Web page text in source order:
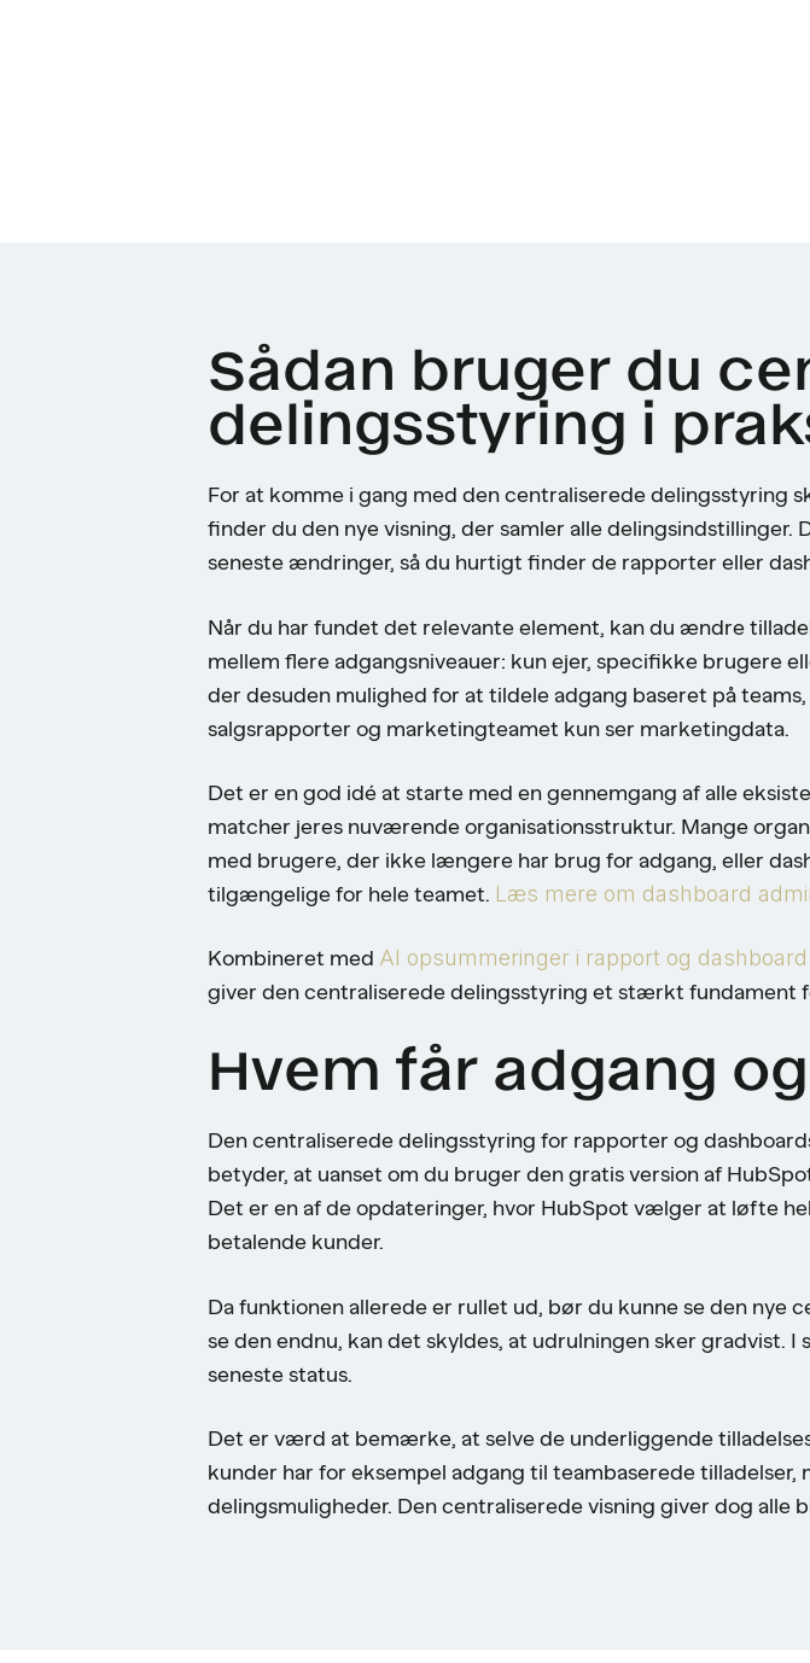
Sådan bruger du
delingsstyring i
For at komme i gang med den centraliserede delingsstyring
finder du den nye visning, der samler alle
seneste ændringer, så du hurtigt finder de rapporter eller
Når du har fundet det relevante element, kan du ændre
mellem flere adgangsniveauer: kun ejer, specifikke brugere
der desuden mulighed for at tildele adgang baseret på
salgsrapporter og marketingteamet kun ser marketingdata.
Det er en god idé at starte med en gennemgang af alle
matcher jeres nuværende organisationsstruktur. Mange
med brugere, der ikke længere har brug for adgang, eller
tilgængelige for hele teamet. Læs mere om dashboard
Kombineret med AI opsummeringer i rapport og
giver den centraliserede delingsstyring et stærkt fundament
Hvem får adgang
Den centraliserede delingsstyring for rapporter og
betyder, at uanset om du bruger den gratis version af
Det er en af de opdateringer, hvor HubSpot vælger at løfte
betalende kunder.
Da funktionen allerede er rullet ud, bør du kunne se den nye
se den endnu, kan det skyldes, at udrulningen sker
seneste status.
Det er værd at bemærke, at selve de underliggende
kunder har for eksempel adgang til teambaserede tilladelser,
delingsmuligheder. Den centraliserede visning giver dog alle